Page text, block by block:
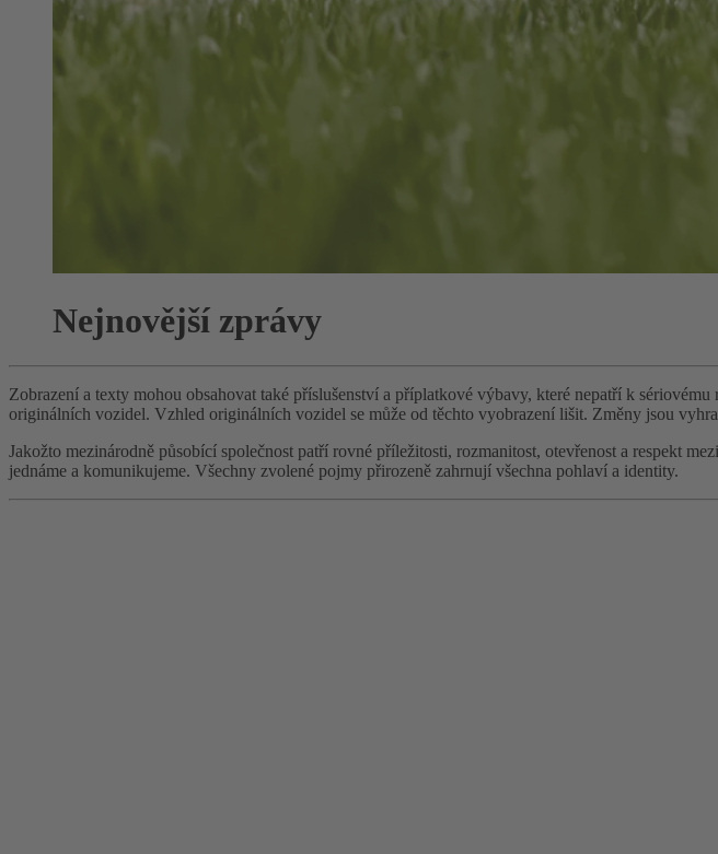
Nejnovější zprávy
Zobrazení a texty mohou obsahovat také příslušenství a příplatkové výbavy, které nepatří k
originálních vozidel. Vzhled originálních vozidel se může od těchto vyobrazení lišit. Změny jsou
Jakožto mezinárodně působící společnost patří rovné příležitosti, rozmanitost, otevřenost a respekt
jednáme a komunikujeme. Všechny zvolené pojmy přirozeně zahrnují všechna pohlaví a identity.